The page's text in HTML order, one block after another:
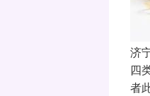
济
四
者